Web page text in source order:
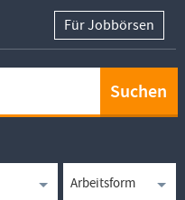
Für Jobbörsen